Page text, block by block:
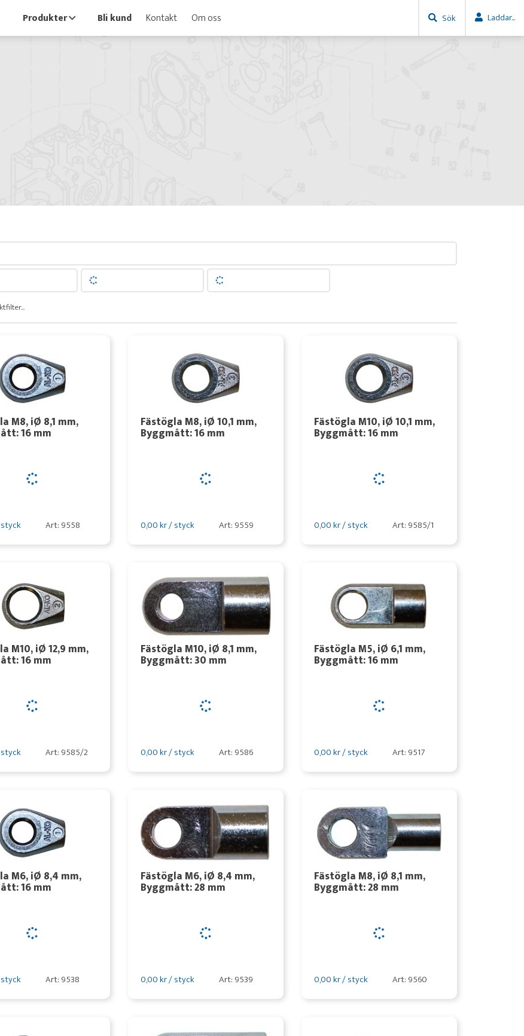
Produkter Bli kund Kontakt Om oss Sök Laddar...
M8, iØ 8,1 mm,
16 mm
Art: 9558
Fästögla M8, iØ 10,1 mm,
Byggmått: 16 mm
0,00 kr / styck Art: 9559
Fästögla M10, iØ 10,1 mm,
Byggmått: 16 mm
0,00 kr / styck Art: 9585/1
M10, iØ 12,9 mm,
16 mm
Art: 9585/2
Fästögla M10, iØ 8,1 mm,
Byggmått: 30 mm
0,00 kr / styck Art: 9586
Fästögla M5, iØ 6,1 mm,
Byggmått: 16 mm
0,00 kr / styck Art: 9517
M6, iØ 8,4 mm,
16 mm
Art: 9538
Fästögla M6, iØ 8,4 mm,
Byggmått: 28 mm
0,00 kr / styck Art: 9539
Fästögla M8, iØ 8,1 mm,
Byggmått: 28 mm
0,00 kr / styck Art: 9560